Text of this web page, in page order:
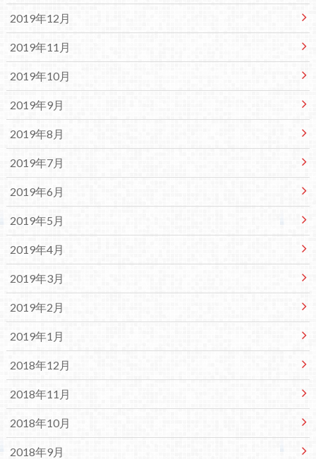
2019年12月
2019年11月
2019年10月
2019年9月
2019年8月
2019年7月
2019年6月
2019年5月
2019年4月
2019年3月
2019年2月
2019年1月
2018年12月
2018年11月
2018年10月
2018年9月